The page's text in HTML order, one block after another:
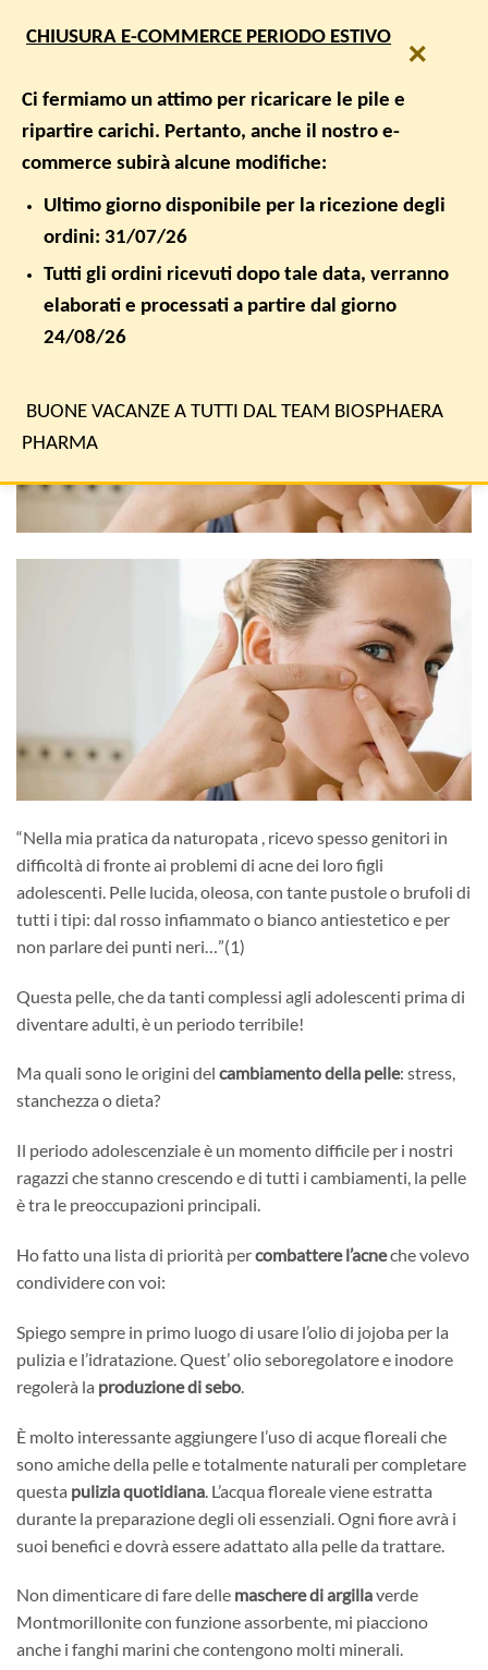
INTESTINO E FLORA BATTERICA
Microbiota e acne
Nov
“Nella mia pratica da naturopata , ricevo spesso genitori in
difficoltà di fronte ai problemi di acne dei loro figli
adolescenti. Pelle lucida, oleosa, con tante pustole o brufoli di
tutti i tipi: dal rosso infiammato o bianco antiestetico e per
non parlare dei punti neri…”(1)
Questa pelle, che da tanti complessi agli adolescenti prima di
diventare adulti, è un periodo terribile!
Ma quali sono le origini del cambiamento della pelle: stress,
stanchezza o dieta?
Il periodo adolescenziale è un momento difficile per i nostri
ragazzi che stanno crescendo e di tutti i cambiamenti, la pelle
è tra le preoccupazioni principali.
Ho fatto una lista di priorità percombattere l’acneche volevo
condividere con voi:
Spiego sempre in primo luogo di usare l’olio di jojoba per la
pulizia e l’idratazione. Quest’ olio seboregolatore e inodore
regolerà la produzione di sebo.
È molto interessante aggiungere l’uso di acque floreali che
sono amiche della pelle e totalmente naturali per completare
questa pulizia quotidiana . L’acqua floreale viene estratta
durante la preparazione degli oli essenziali. Ogni fiore avrà i
suoi benefici e dovrà essere adattato alla pelle da trattare.
Non dimenticare di fare delle maschere di argillaverde
Montmorillonite con funzione assorbente, mi piacciono
anche i fanghi marini che contengono molti minerali.
×
CHIUSURA E-COMMERCE PERIODO ESTIVO
Ci fermiamo un attimo per ricaricare le pile e
ripartire carichi. Pertanto, anche il nostro e-
commerce subirà alcune modifiche:
Ultimo giorno disponibile per la ricezione degli
ordini: 31/07/26
Tutti gli ordini ricevuti dopo tale data, verranno
elaborati e processati a partire dal giorno
24/08/26
BUONE VACANZE A TUTTI DAL TEAM BIOSPHAERA
PHARMA